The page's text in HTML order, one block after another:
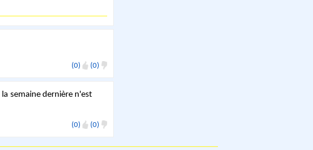
(0) (0)
semaine dernière n'est
(0) (0)